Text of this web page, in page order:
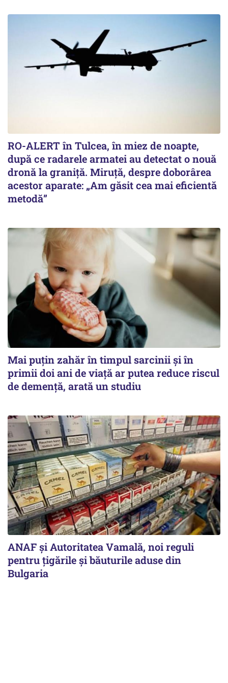
RO-ALERT în Tulcea, în miez de noapte,
după ce radarele armatei au detectat o nouă
dronă la graniță. Miruță, despre doborârea
acestor aparate: „Am găsit cea mai eficientă
metodă”
Mai puțin zahăr în timpul sarcinii și în
primii doi ani de viață ar putea reduce riscul
de demență, arată un studiu
ANAF și Autoritatea Vamală, noi reguli
pentru țigările și băuturile aduse din
Bulgaria